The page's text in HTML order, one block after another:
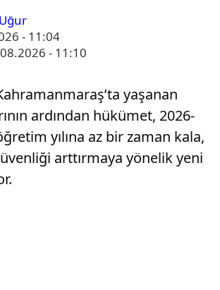
- 11:04
- 11:10
yaşanan
ardından hükümet, 2026-
yılına az bir zaman kala,
arttırmaya yönelik yeni